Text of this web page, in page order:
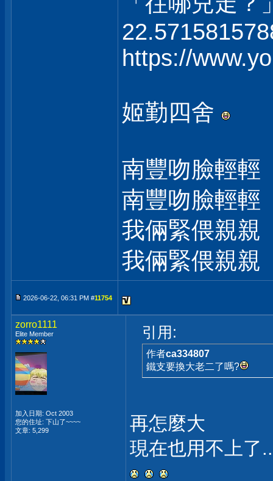
https://
姬勤四舍
南豐吻臉輕
南豐吻臉輕
我倆緊偎親
我倆緊偎親
2026-06-22, 06:31 PM #11754
zorro1111
Elite Member
加入日期: Oct 2003
您的住址: 下山了~~~~
文章: 5,299
引用:
作者ca334807
鐵支要換大老二了嗎?
再怎麼大
現在也用不上了